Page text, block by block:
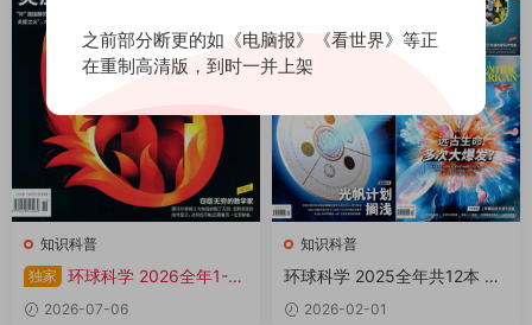
知识科普
独家
环球科学 2026全年1-12
月共12期 PDF
2026-07-06
知识科普
环球科学 2025全年共12本 PD
F
2026-02-01
之前部分断更的如《电脑报》《看世界》等正
在重制高清版，到时一并上架